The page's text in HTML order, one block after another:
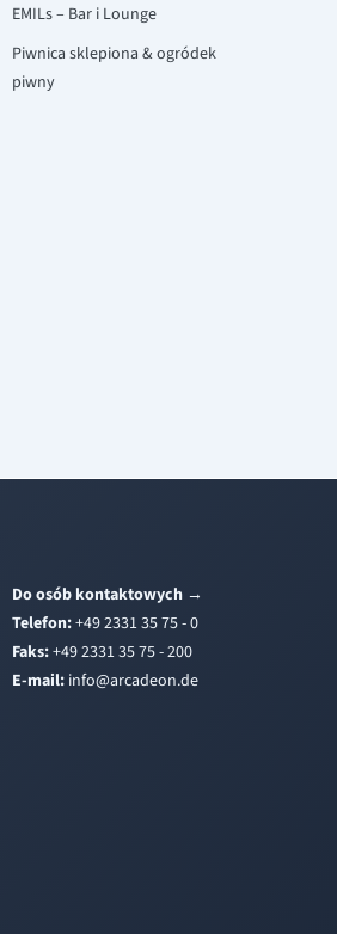
EMILs – Bar i Lounge
Piwnica sklepiona & ogródek
piwny
Do osób kontaktowych →
Telefon:+49 2331 35 75 - 0
Faks:+49 2331 35 75 - 200
E-mail:
ed.no
edacr
a@ofn
i